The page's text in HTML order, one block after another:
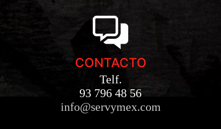
CONTACTO
Telf.
93 796 48 56
info@servymex.com